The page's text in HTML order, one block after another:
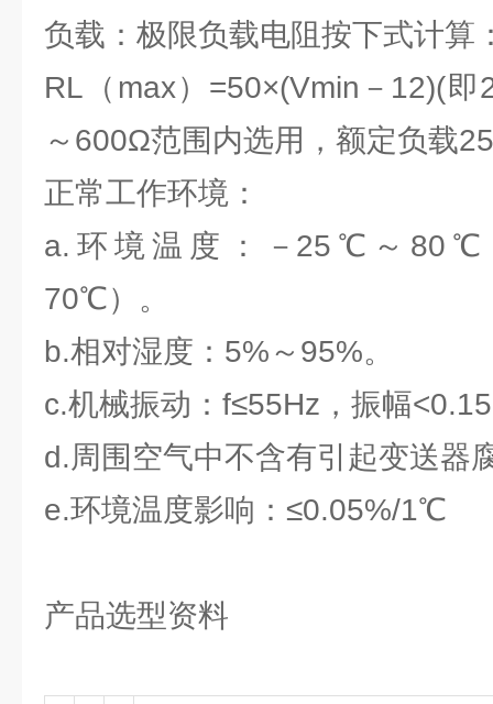
负载：极限负载电阻按下式计算
RL（max）=50×(Vmin－12)(
～600Ω范围内选用，额定负载
正常工作环境：
a.环境温度：－25℃～80℃
70℃）。
b.相对湿度：5%～95%。
c.机械振动：f≤55Hz，振幅
d.周围空气中不含有引起变送器
e.环境温度影响：≤0.05%/1℃
产品选型资料